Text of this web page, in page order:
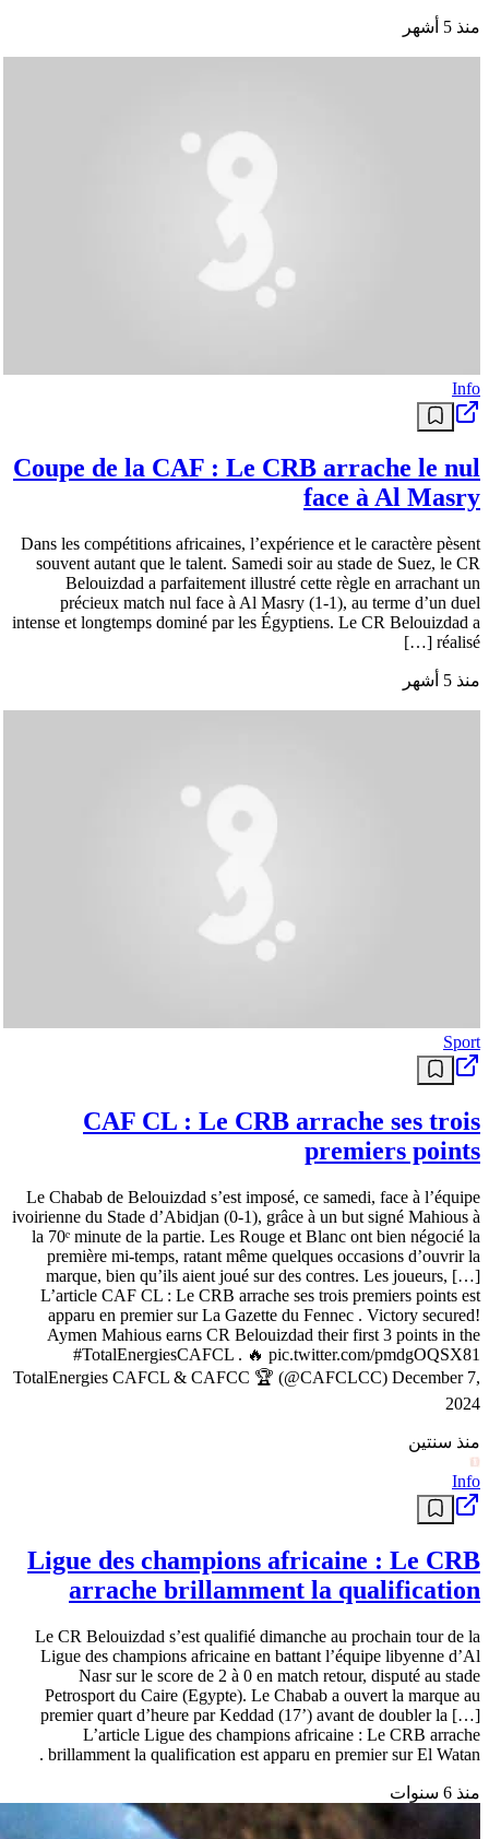
منذ 5 أشهر
Info
Coupe de la CAF : Le CRB arrache le nul
face à Al Masry
Dans les compétitions africaines, l’expérience et le caractère pèsent
souvent autant que le talent. Samedi soir au stade de Suez, le CR
Belouizdad a parfaitement illustré cette règle en arrachant un
précieux match nul face à Al Masry (1-1), au terme d’un duel
intense et longtemps dominé par les Égyptiens. Le CR Belouizdad a
réalisé […]
منذ 5 أشهر
Sport
CAF CL : Le CRB arrache ses trois
premiers points
Le Chabab de Belouizdad s’est imposé, ce samedi, face à l’équipe
ivoirienne du Stade d’Abidjan (0-1), grâce à un but signé Mahious à
la 70ᵉ minute de la partie. Les Rouge et Blanc ont bien négocié la
première mi-temps, ratant même quelques occasions d’ouvrir la
marque, bien qu’ils aient joué sur des contres. Les joueurs, […]
L’article CAF CL : Le CRB arrache ses trois premiers points est
apparu en premier sur La Gazette du Fennec . Victory secured!
Aymen Mahious earns CR Belouizdad their first 3 points in the
#TotalEnergiesCAFCL . 🔥 pic.twitter.com/pmdgOQSX81
TotalEnergies CAFCL & CAFCC 🏆 (@CAFCLCC) December 7,
2024
منذ سنتين
Info
Ligue des champions africaine : Le CRB
arrache brillamment la qualification
Le CR Belouizdad s’est qualifié dimanche au prochain tour de la
Ligue des champions africaine en battant l’équipe libyenne d’Al
Nasr sur le score de 2 à 0 en match retour, disputé au stade
Petrosport du Caire (Egypte). Le Chabab a ouvert la marque au
premier quart d’heure par Keddad (17’) avant de doubler la […]
L’article Ligue des champions africaine : Le CRB arrache
brillamment la qualification est apparu en premier sur El Watan .
منذ 6 سنوات